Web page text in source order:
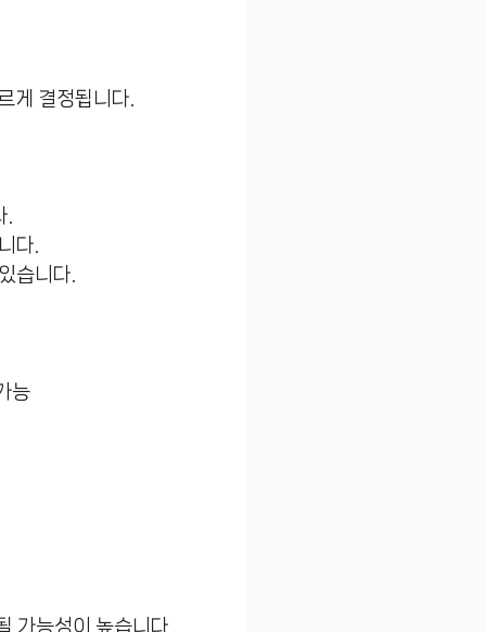
게 결정됩니다.
다.
습니다.
능
가능성이 높습니다.